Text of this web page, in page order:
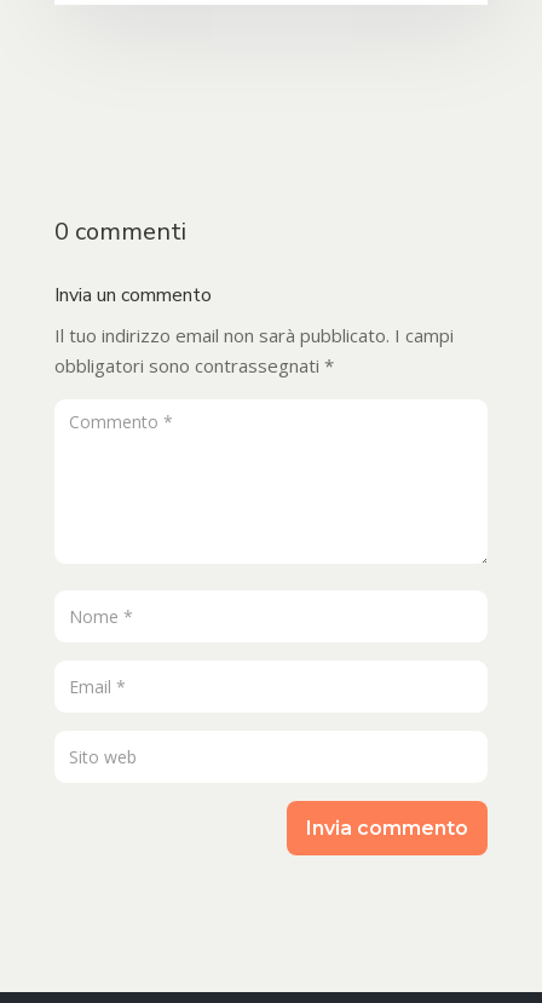
0 commenti
Invia un commento
Il tuo indirizzo email non sarà pubblicato. I campi
obbligatori sono contrassegnati *
Invia commento